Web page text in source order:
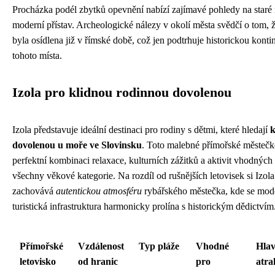
Procházka podél zbytků opevnění nabízí zajímavé pohledy na staré
moderní přístav. Archeologické nálezy v okolí města svědčí o tom,
byla osídlena již v římské době, což jen podtrhuje historickou
tohoto místa.
Izola pro klidnou rodinnou dovolenou
Izola představuje ideální destinaci pro rodiny s dětmi, které hledají
dovolenou u moře ve Slovinsku. Toto malebné přímořské
perfektní kombinaci relaxace, kulturních zážitků a aktivit vhodných
všechny věkové kategorie. Na rozdíl od rušnějších letovisek si Izola
zachovává autentickou atmosféru rybářského městečka, kde se
turistická infrastruktura harmonicky prolína s historickým
Přímořské
letovisko
Vzdálenost
od hranic
Typ pláže
Vhodné
pro